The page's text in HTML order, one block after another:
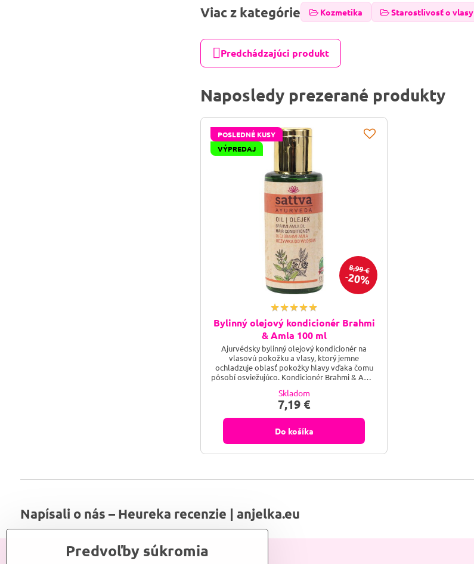
Viac z kategórie Kozmetika Starostlivosť o vlasy
Predchádzajúci produkt
Naposledy prezerané produkty
8,99 €
20%
POSLEDNÉ KUSY
VÝPREDAJ
Bylinný olejový kondicionér Brahmi
& Amla 100 ml
Ajurvédsky bylinný olejový kondicionér na
vlasovú pokožku a vlasy, ktorý jemne
ochladzuje oblasť pokožky hlavy vďaka čomu
pôsobí osviežujúco. Kondicionér Brahmi & Amla
vypadávaniu a stimuluje ich rast. Vďaka indickej
byline Brahmi má protizápalové, antioxidačné a
Skladom
7,19 €
Do košíka
Napísali o nás – Heureka recenzie | anjelka.eu
Predvoľby súkromia